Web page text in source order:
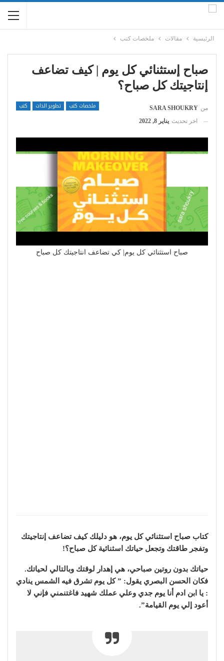
الرئيسية مقالات ملخصات كتب
صباح إستثنائي كل يوم | كيف تضاعف
إنتاجيتك كل صباح؟
ملخصات كتب تطوير الذات كتب من SARA SHOUKRY
اخر تحديث يناير 8, 2022
صباح استثنائي كل يوم| كي تضاعف انتاجيتك كل صباح
كتاب صباح استثنائي كل يوم، هو دليلك كيف تضاعف إنتاجيتك
وتفجر طاقتك وتجعل حياتك اسثنائية كل صباح؟!
حياتك بدون روتين صباحي، هي إهدار لوقتك وبالتالي لحياتك.
فكان الحسن البصري يقول: ” كل يوم تشرق فيه الشمس ينادي
: يا ابن ادم أنا يوم جدي وعلي عملك شهيد فاغتنمني فإني لا
أعود إلي يوم القيامة”.